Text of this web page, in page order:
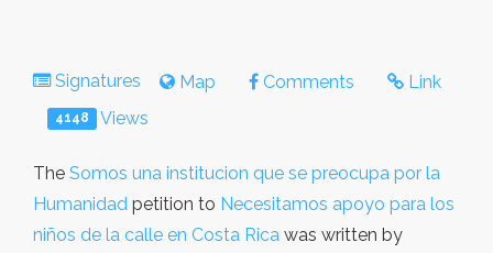
Signatures Map Comments Link
4148 Views
The Somos una institucion que se preocupa por la
Humanidad petition to Necesitamos apoyo para los
niños de la calle en Costa Rica was written by